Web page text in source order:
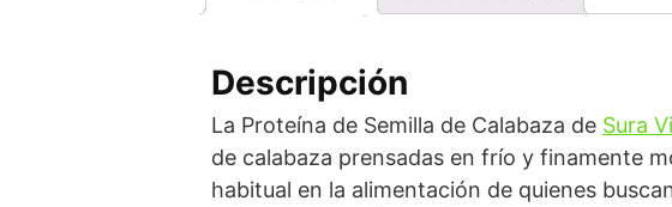
Descripción
La Proteína de Semilla de Calabaza de Sura
de calabaza prensadas en frío y finamente
habitual en la alimentación de quienes